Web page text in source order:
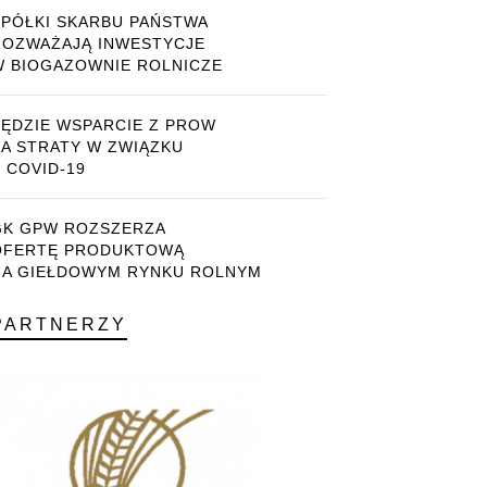
SKARBU PAŃSTWA
INWESTYCJE
BIOGAZOWNIE ROLNICZE
WSPARCIE Z PROW
STRATY W ZWIĄZKU
COVID-19
GPW ROZSZERZA
PRODUKTOWĄ
GIEŁDOWYM RYNKU ROLNYM